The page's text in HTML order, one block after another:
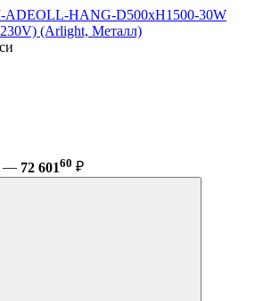
ADEOLL-HANG-D500xH1500-30W
(Arlight, Металл)
— 72 60160 ₽